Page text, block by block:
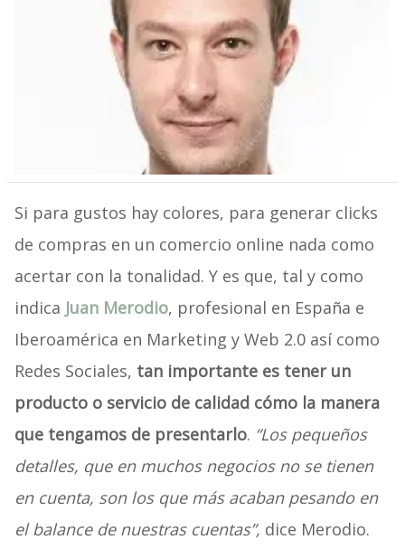
Si para gustos hay colores, para generar clicks
de compras en un comercio online nada como
acertar con la tonalidad. Y es que, tal y como
indica Juan Merodio, profesional en España e
Iberoamérica en Marketing y Web 2.0 así como
Redes Sociales, tan importante es tener un
producto o servicio de calidad cómo la manera
que tengamos de presentarlo. “Los pequeños
detalles, que en muchos negocios no se tienen
en cuenta, son los que más acaban pesando en
el balance de nuestras cuentas”, dice Merodio.